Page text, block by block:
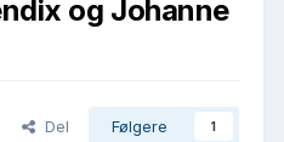
og Johanne
Del Følgere 1